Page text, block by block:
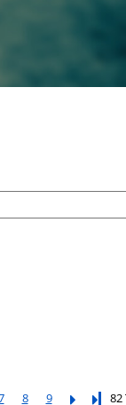
8 9 82